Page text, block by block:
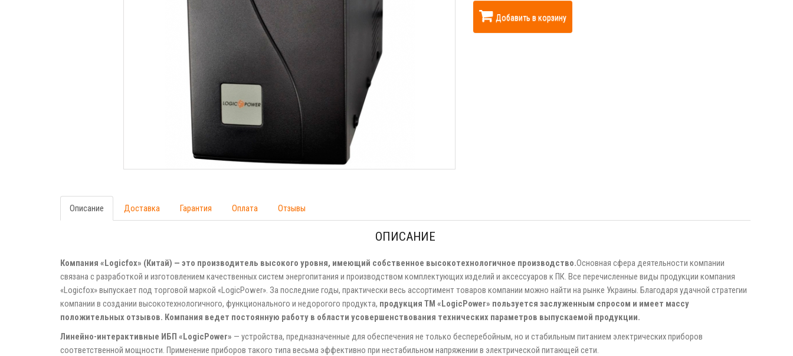
Добавить в корзину
Описание Доставка Гарантия Оплата Отзывы
ОПИСАНИЕ
Компания «Logicfox» (Китай) — это производитель высокого уровня, имеющий собственное высокотехнологичное производство.Основная сфера деятельности компании
связана с разработкой и изготовлением качественных систем энергопитания и производством комплектующих изделий и аксессуаров к ПК. Все перечисленные виды продукции компания
«Logicfox» выпускает под торговой маркой «LogicРower». За последние годы, практически весь ассортимент товаров компании можно найти на рынке Украины. Благодаря удачной стратегии
компании в создании высокотехнологичного, функционального и недорогого продукта, продукция ТМ «LogicРower» пользуется заслуженным спросом и имеет массу
положительных отзывов. Компания ведет постоянную работу в области усовершенствования технических параметров выпускаемой продукции.
Линейно-интерактивные ИБП «LogicPower» — устройства, предназначенные для обеспечения не только бесперебойным, но и стабильным питанием электрических приборов
соответственной мощности. Применение приборов такого типа весьма эффективно при нестабильном напряжении в электрической питающей сети.